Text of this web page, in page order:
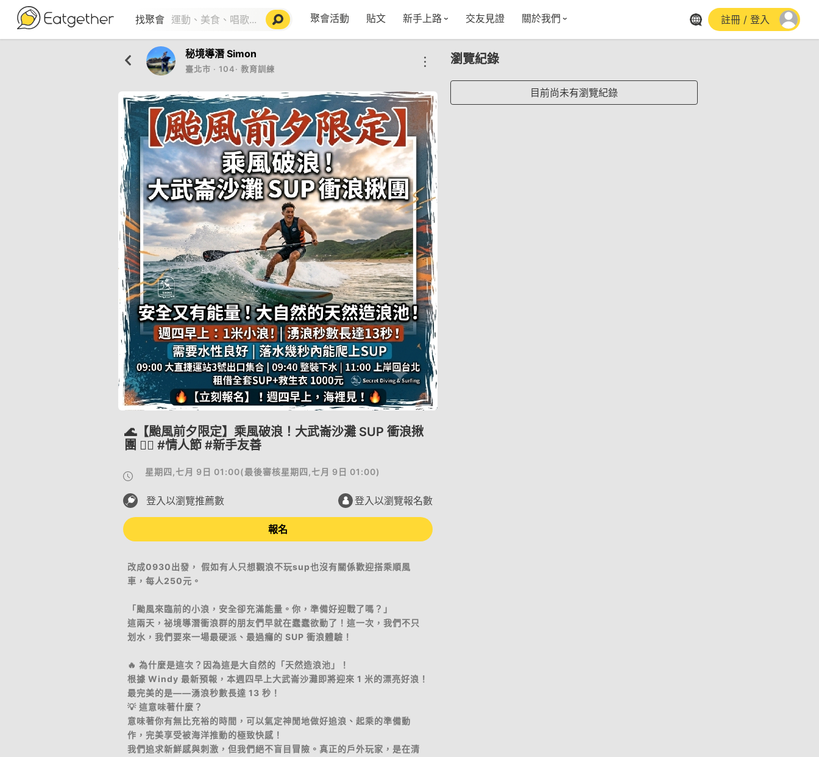
找聚會 聚會活動 貼文 新手上路
五大功能
VIP獨享
使用者指南
如何報名/舉辦聚會
常見Q&A
聚會主題推薦
節日特輯企劃
交友見證 關於我們
instagram
註冊 / 登入
秘境導潛 Simon
臺北市 ‧ 104‧ 教育訓練
​🌊【颱風前夕限定】乘風破浪！大武崙沙灘 SUP 衝浪揪
團 🏄‍♂️ #情人節 #新手友善
星期四,七月 9日 01:00(最後審核星期四,七月 9日 01:00)
登入以瀏覽推薦數 登入以瀏覽報名數
報名
改成0930出發， 假如有人只想觀浪不玩sup也沒有關係歡迎搭乘順風
車，每人250元。
​「颱風來臨前的小浪，安全卻充滿能量。你，準備好迎戰了嗎？」
​這兩天，祕境導潛衝浪群的朋友們早就在蠢蠢欲動了！這一次，我們不只
划水，我們要來一場最硬派、最過癮的 SUP 衝浪體驗！
​🔥 為什麼是這次？因為這是大自然的「天然造浪池」！
​根據 Windy 最新預報，本週四早上大武崙沙灘即將迎來 1 米的漂亮好浪！
最完美的是——湧浪秒數長達 13 秒！
​💡 這意味著什麼？
意味著你有無比充裕的時間，可以氣定神閒地做好追浪、起乘的準備動
作，完美享受被海洋推動的極致快感！
​我們追求新鮮感與刺激，但我們絕不盲目冒險。真正的戶外玩家，是在清
瀏覽紀錄
目前尚未有瀏覽紀錄